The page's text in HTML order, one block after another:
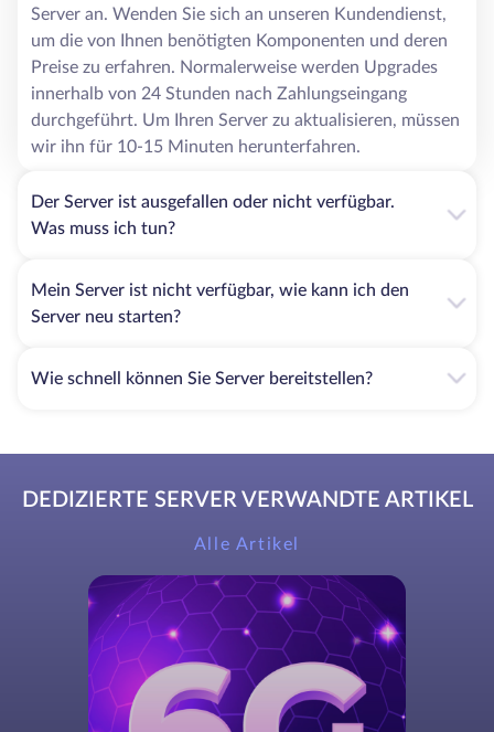
Server an. Wenden Sie sich an unseren Kundendienst,
um die von Ihnen benötigten Komponenten und deren
Preise zu erfahren. Normalerweise werden Upgrades
innerhalb von 24 Stunden nach Zahlungseingang
durchgeführt. Um Ihren Server zu aktualisieren, müssen
wir ihn für 10-15 Minuten herunterfahren.
Der Server ist ausgefallen oder nicht verfügbar.
Was muss ich tun?
Mein Server ist nicht verfügbar, wie kann ich den
Server neu starten?
Wie schnell können Sie Server bereitstellen?
DEDIZIERTE SERVER VERWANDTE ARTIKEL
Alle Artikel